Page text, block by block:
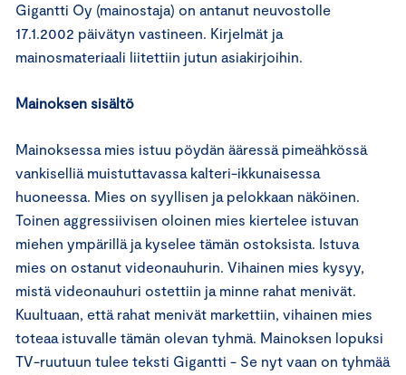
Gigantti Oy (mainostaja) on antanut neuvostolle
17.1.2002 päivätyn vastineen. Kirjelmät ja
mainosmateriaali liitettiin jutun asiakirjoihin.
Mainoksen sisältö
Mainoksessa mies istuu pöydän ääressä pimeähkössä
vankiselliä muistuttavassa kalteri-ikkunaisessa
huoneessa. Mies on syyllisen ja pelokkaan näköinen.
Toinen aggressiivisen oloinen mies kiertelee istuvan
miehen ympärillä ja kyselee tämän ostoksista. Istuva
mies on ostanut videonauhurin. Vihainen mies kysyy,
mistä videonauhuri ostettiin ja minne rahat menivät.
Kuultuaan, että rahat menivät markettiin, vihainen mies
toteaa istuvalle tämän olevan tyhmä. Mainoksen lopuksi
TV-ruutuun tulee teksti Gigantti - Se nyt vaan on tyhmää